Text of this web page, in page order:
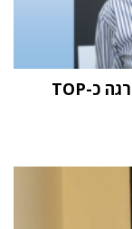
מחקר STKI השנתי: וואן טכנולוגיות דורגה כ-TOP